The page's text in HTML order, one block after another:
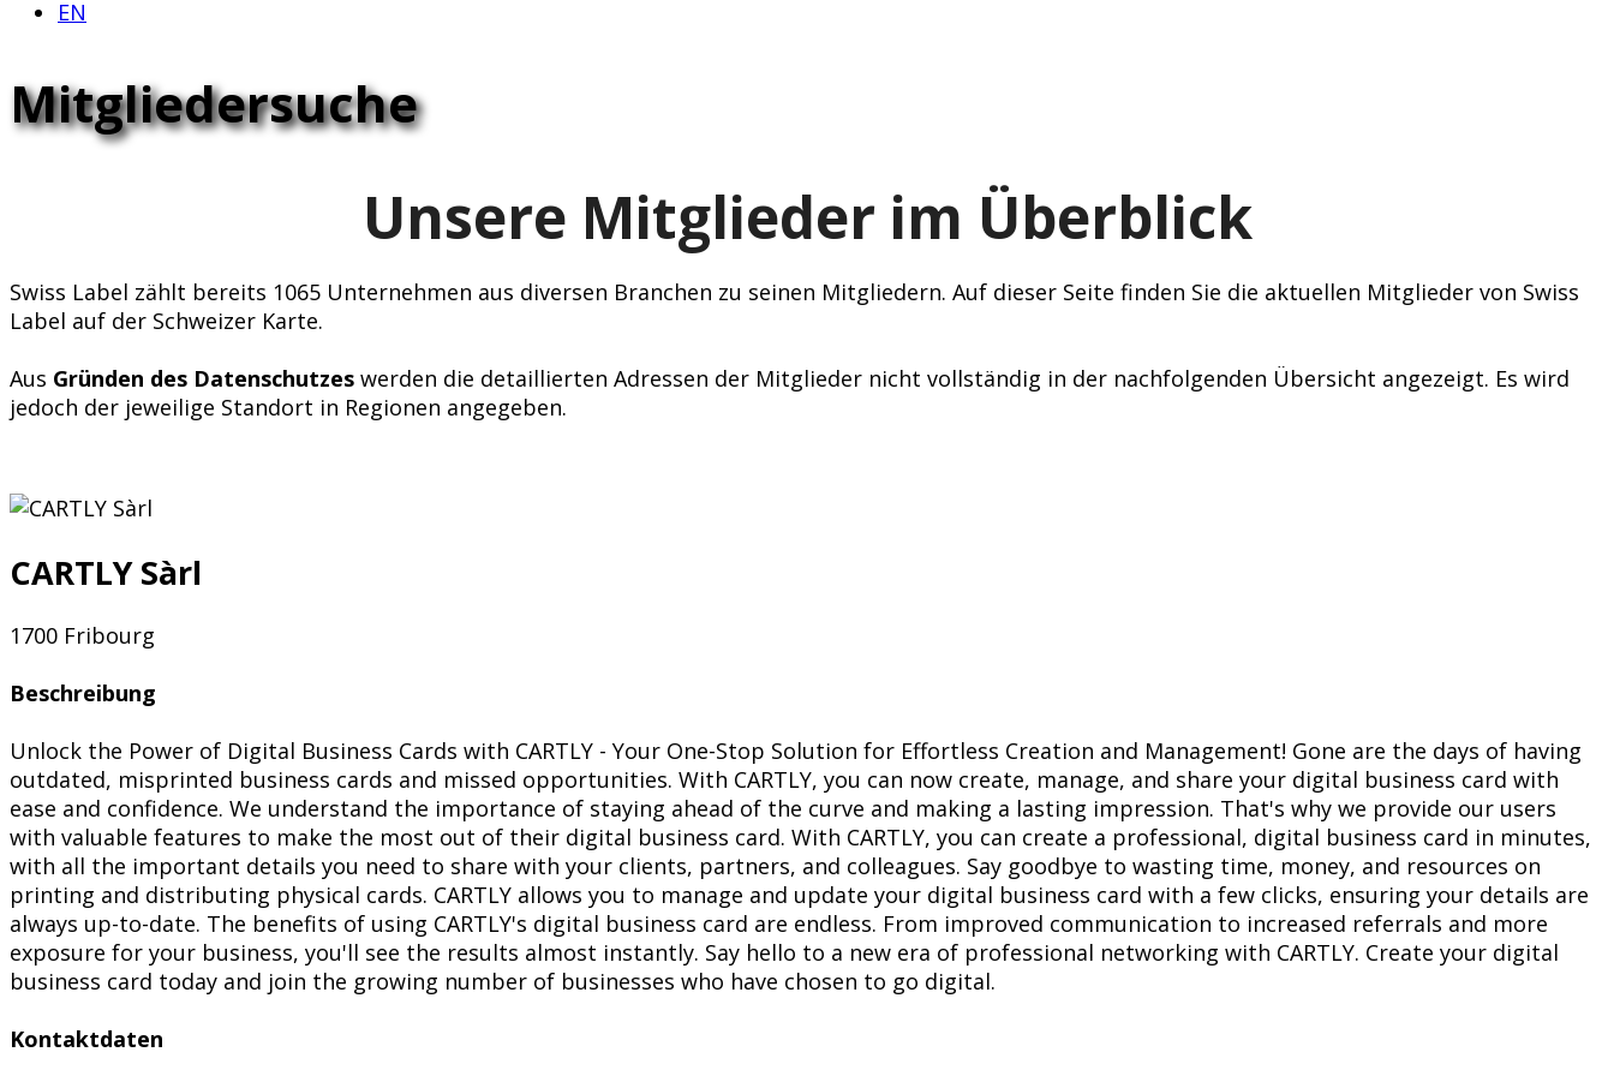
EN
Mitgliedersuche
Unsere Mitglieder im Überblick
Swiss Label zählt bereits 1065 Unternehmen aus diversen Branchen zu seinen Mitgliedern. Auf dieser Seite finden Sie die aktuellen Mitglieder von Swiss
Label auf der Schweizer Karte.
Aus Gründen des Datenschutzes werden die detaillierten Adressen der Mitglieder nicht vollständig in der nachfolgenden Übersicht angezeigt. Es wird
jedoch der jeweilige Standort in Regionen angegeben.
CARTLY Sàrl
1700 Fribourg
Beschreibung
Unlock the Power of Digital Business Cards with CARTLY - Your One-Stop Solution for Effortless Creation and Management! Gone are the days of having
outdated, misprinted business cards and missed opportunities. With CARTLY, you can now create, manage, and share your digital business card with
ease and confidence. We understand the importance of staying ahead of the curve and making a lasting impression. That's why we provide our users
with valuable features to make the most out of their digital business card. With CARTLY, you can create a professional, digital business card in minutes,
with all the important details you need to share with your clients, partners, and colleagues. Say goodbye to wasting time, money, and resources on
printing and distributing physical cards. CARTLY allows you to manage and update your digital business card with a few clicks, ensuring your details are
always up-to-date. The benefits of using CARTLY's digital business card are endless. From improved communication to increased referrals and more
exposure for your business, you'll see the results almost instantly. Say hello to a new era of professional networking with CARTLY. Create your digital
business card today and join the growing number of businesses who have chosen to go digital.
Kontaktdaten